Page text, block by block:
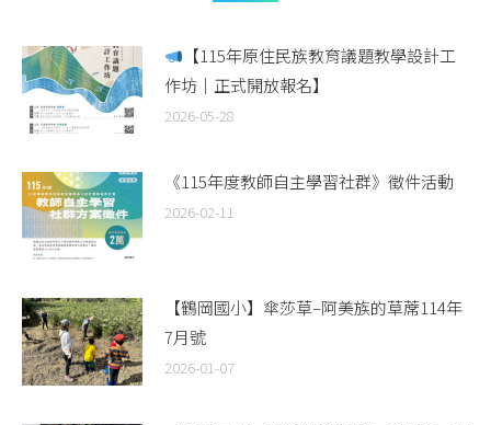
【115年原住民族教育議題教學設計工
作坊｜正式開放報名】
2026-05-28
《115年度教師自主學習社群》徵件活動
2026-02-11
【鶴岡國小】傘莎草–阿美族的草蓆114年
7月號
2026-01-07